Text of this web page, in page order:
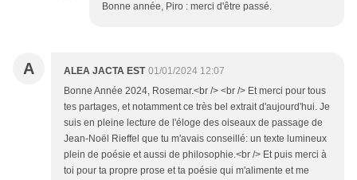
Bonne année, Piro : merci d'être passé.
A ALEA JACTA EST 01/01/2024 12:07
Bonne Année 2024, Rosemar.<br /> <br /> Et merci pour tous
tes partages, et notamment ce très bel extrait d'aujourd'hui. Je
suis en pleine lecture de l'éloge des oiseaux de passage de
Jean-Noël Rieffel que tu m'avais conseillé: un texte lumineux
plein de poésie et aussi de philosophie.<br /> Et puis merci à
toi pour ta propre prose et ta poésie qui m'alimente et me